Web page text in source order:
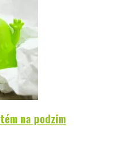
na podzim